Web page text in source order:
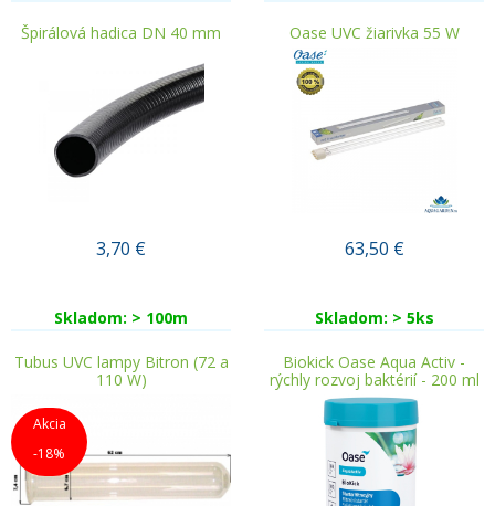
Špirálová hadica DN 40 mm
3,70 €
Skladom: > 100m
Oase UVC žiarivka 55 W
63,50 €
Skladom: > 5ks
Tubus UVC lampy Bitron (72 a
110 W)
Akcia
-18%
Biokick Oase Aqua Activ -
rýchly rozvoj baktérií - 200 ml